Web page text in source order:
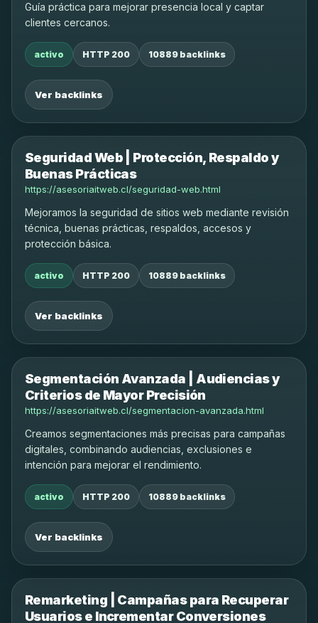
Guía práctica para mejorar presencia local y captar
clientes cercanos.
activo HTTP 200 10889 backlinks
Ver backlinks
Seguridad Web | Protección, Respaldo y
Buenas Prácticas
https://asesoriaitweb.cl/seguridad-web.html
Mejoramos la seguridad de sitios web mediante revisión
técnica, buenas prácticas, respaldos, accesos y
protección básica.
activo HTTP 200 10889 backlinks
Ver backlinks
Segmentación Avanzada | Audiencias y
Criterios de Mayor Precisión
https://asesoriaitweb.cl/segmentacion-avanzada.html
Creamos segmentaciones más precisas para campañas
digitales, combinando audiencias, exclusiones e
intención para mejorar el rendimiento.
activo HTTP 200 10889 backlinks
Ver backlinks
Remarketing | Campañas para Recuperar
Usuarios e Incrementar Conversiones